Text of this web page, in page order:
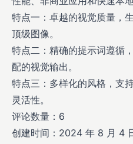
特点一：卓越的视觉质量，
顶级图像。
特点二：精确的提示词遵循
配的视觉输出。
特点三：多样化的风格，支
灵活性。
评论数量：6
创建时间：2024 年 8 月 4